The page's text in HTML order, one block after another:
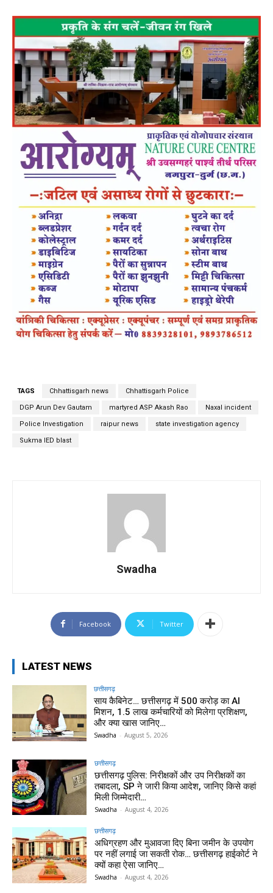
TAGS Chhattisgarh news Chhattisgarh Police
DGP Arun Dev Gautam martyred ASP Akash Rao Naxal incident
Police Investigation raipur news state investigation agency
Sukma IED blast
Swadha
Facebook Twitter
LATEST NEWS
छत्तीसगढ़
साय कैबिनेट… छत्तीसगढ़ में 500 करोड़ का AI
मिशन, 1.5 लाख कर्मचारियों को मिलेगा प्रशिक्षण,
और क्या खास जानिए…
Swadha - August 5, 2026
छत्तीसगढ़
छत्तीसगढ़ पुलिस: निरीक्षकों और उप निरीक्षकों का
तबादला, SP ने जारी किया आदेश, जानिए किसे कहां
मिली जिम्मेदारी…
Swadha - August 4, 2026
छत्तीसगढ़
अधिग्रहण और मुआवजा दिए बिना जमीन के उपयोग
पर नहीं लगाई जा सकती रोक… छत्तीसगढ़ हाईकोर्ट ने
क्यों कहा ऐसा जानिए…
Swadha - August 4, 2026